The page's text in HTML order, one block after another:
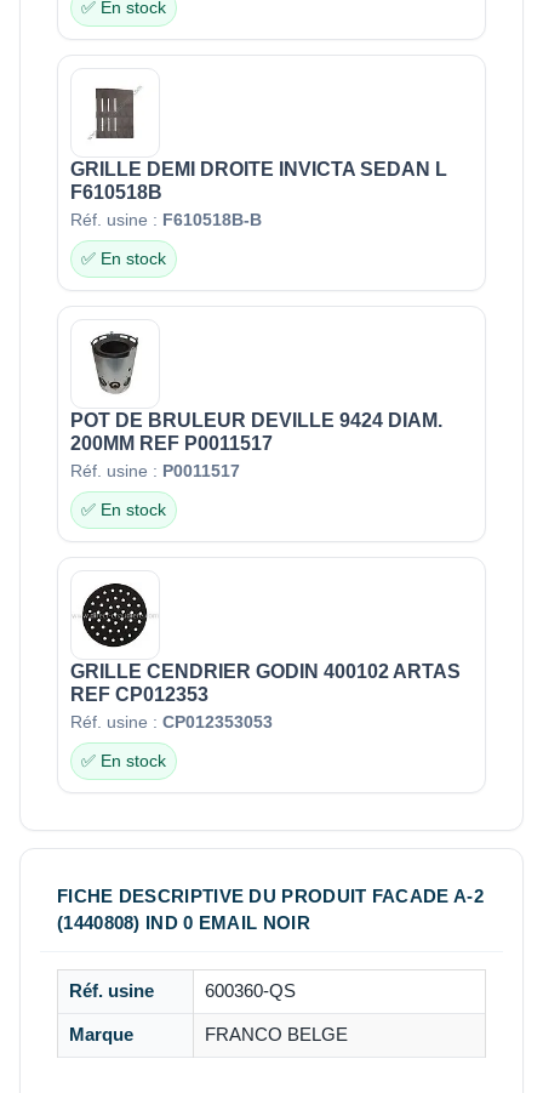
✅ En stock
GRILLE DEMI DROITE INVICTA SEDAN L
F610518B
Réf. usine : F610518B-B
✅ En stock
POT DE BRULEUR DEVILLE 9424 DIAM.
200MM REF P0011517
Réf. usine : P0011517
✅ En stock
GRILLE CENDRIER GODIN 400102 ARTAS
REF CP012353
Réf. usine : CP012353053
✅ En stock
FICHE DESCRIPTIVE DU PRODUIT FACADE A-2
(1440808) IND 0 EMAIL NOIR
Réf. usine 600360-QS
Marque FRANCO BELGE